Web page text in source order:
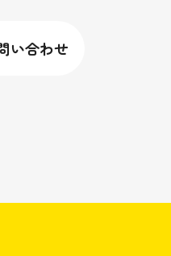
い合わせ